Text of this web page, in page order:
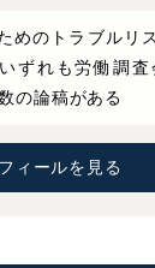
めのトラブルリ
ずれも労働調
の論稿がある
ィールを見る